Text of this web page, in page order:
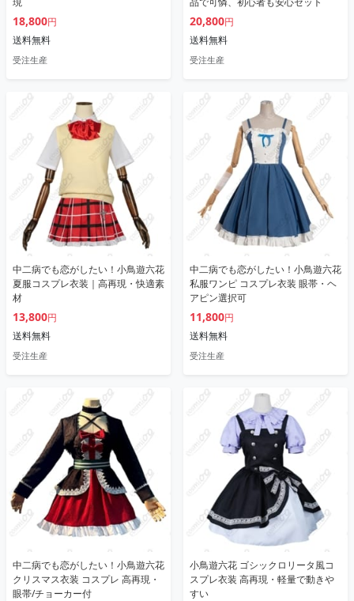
18,800円
送料無料
受注生産
20,800円
送料無料
受注生産
中二病でも恋がしたい！小鳥遊六花
夏服コスプレ衣装｜高再現・快適素
材
13,800円
送料無料
受注生産
中二病でも恋がしたい！小鳥遊六花
私服ワンピ コスプレ衣装 眼帯・ヘ
アピン選択可
11,800円
送料無料
受注生産
中二病でも恋がしたい！小鳥遊六花
クリスマス衣装 コスプレ 高再現・
眼帯/チョーカー付
小鳥遊六花 ゴシックロリータ風コ
スプレ衣装 高再現・軽量で動きや
すい